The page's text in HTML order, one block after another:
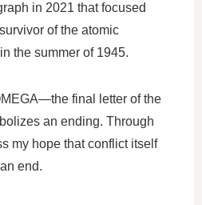
in 2021 that focused
of the atomic
the summer of 1945.
final letter of the
an ending. Through
my hope that conflict itself
end.